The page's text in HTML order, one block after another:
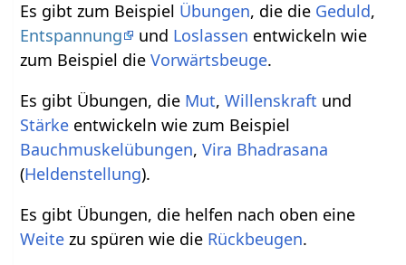
Es gibt zum Beispiel Übungen, die die Geduld,
Entspannung
und Loslassen entwickeln wie
zum Beispiel dieVorwärtsbeuge.
Es gibt Übungen, die Mut,Willenskraft und
Stärke entwickeln wie zum Beispiel
Bauchmuskelübungen,Vira Bhadrasana
(Heldenstellung).
Es gibt Übungen, die helfen nach oben eine
Weite zu spüren wie die Rückbeugen.